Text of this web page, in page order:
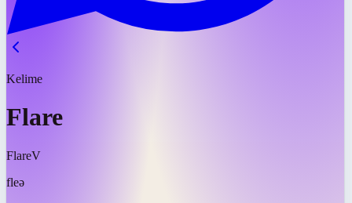
Kelime
Flare
FlareV
fleə